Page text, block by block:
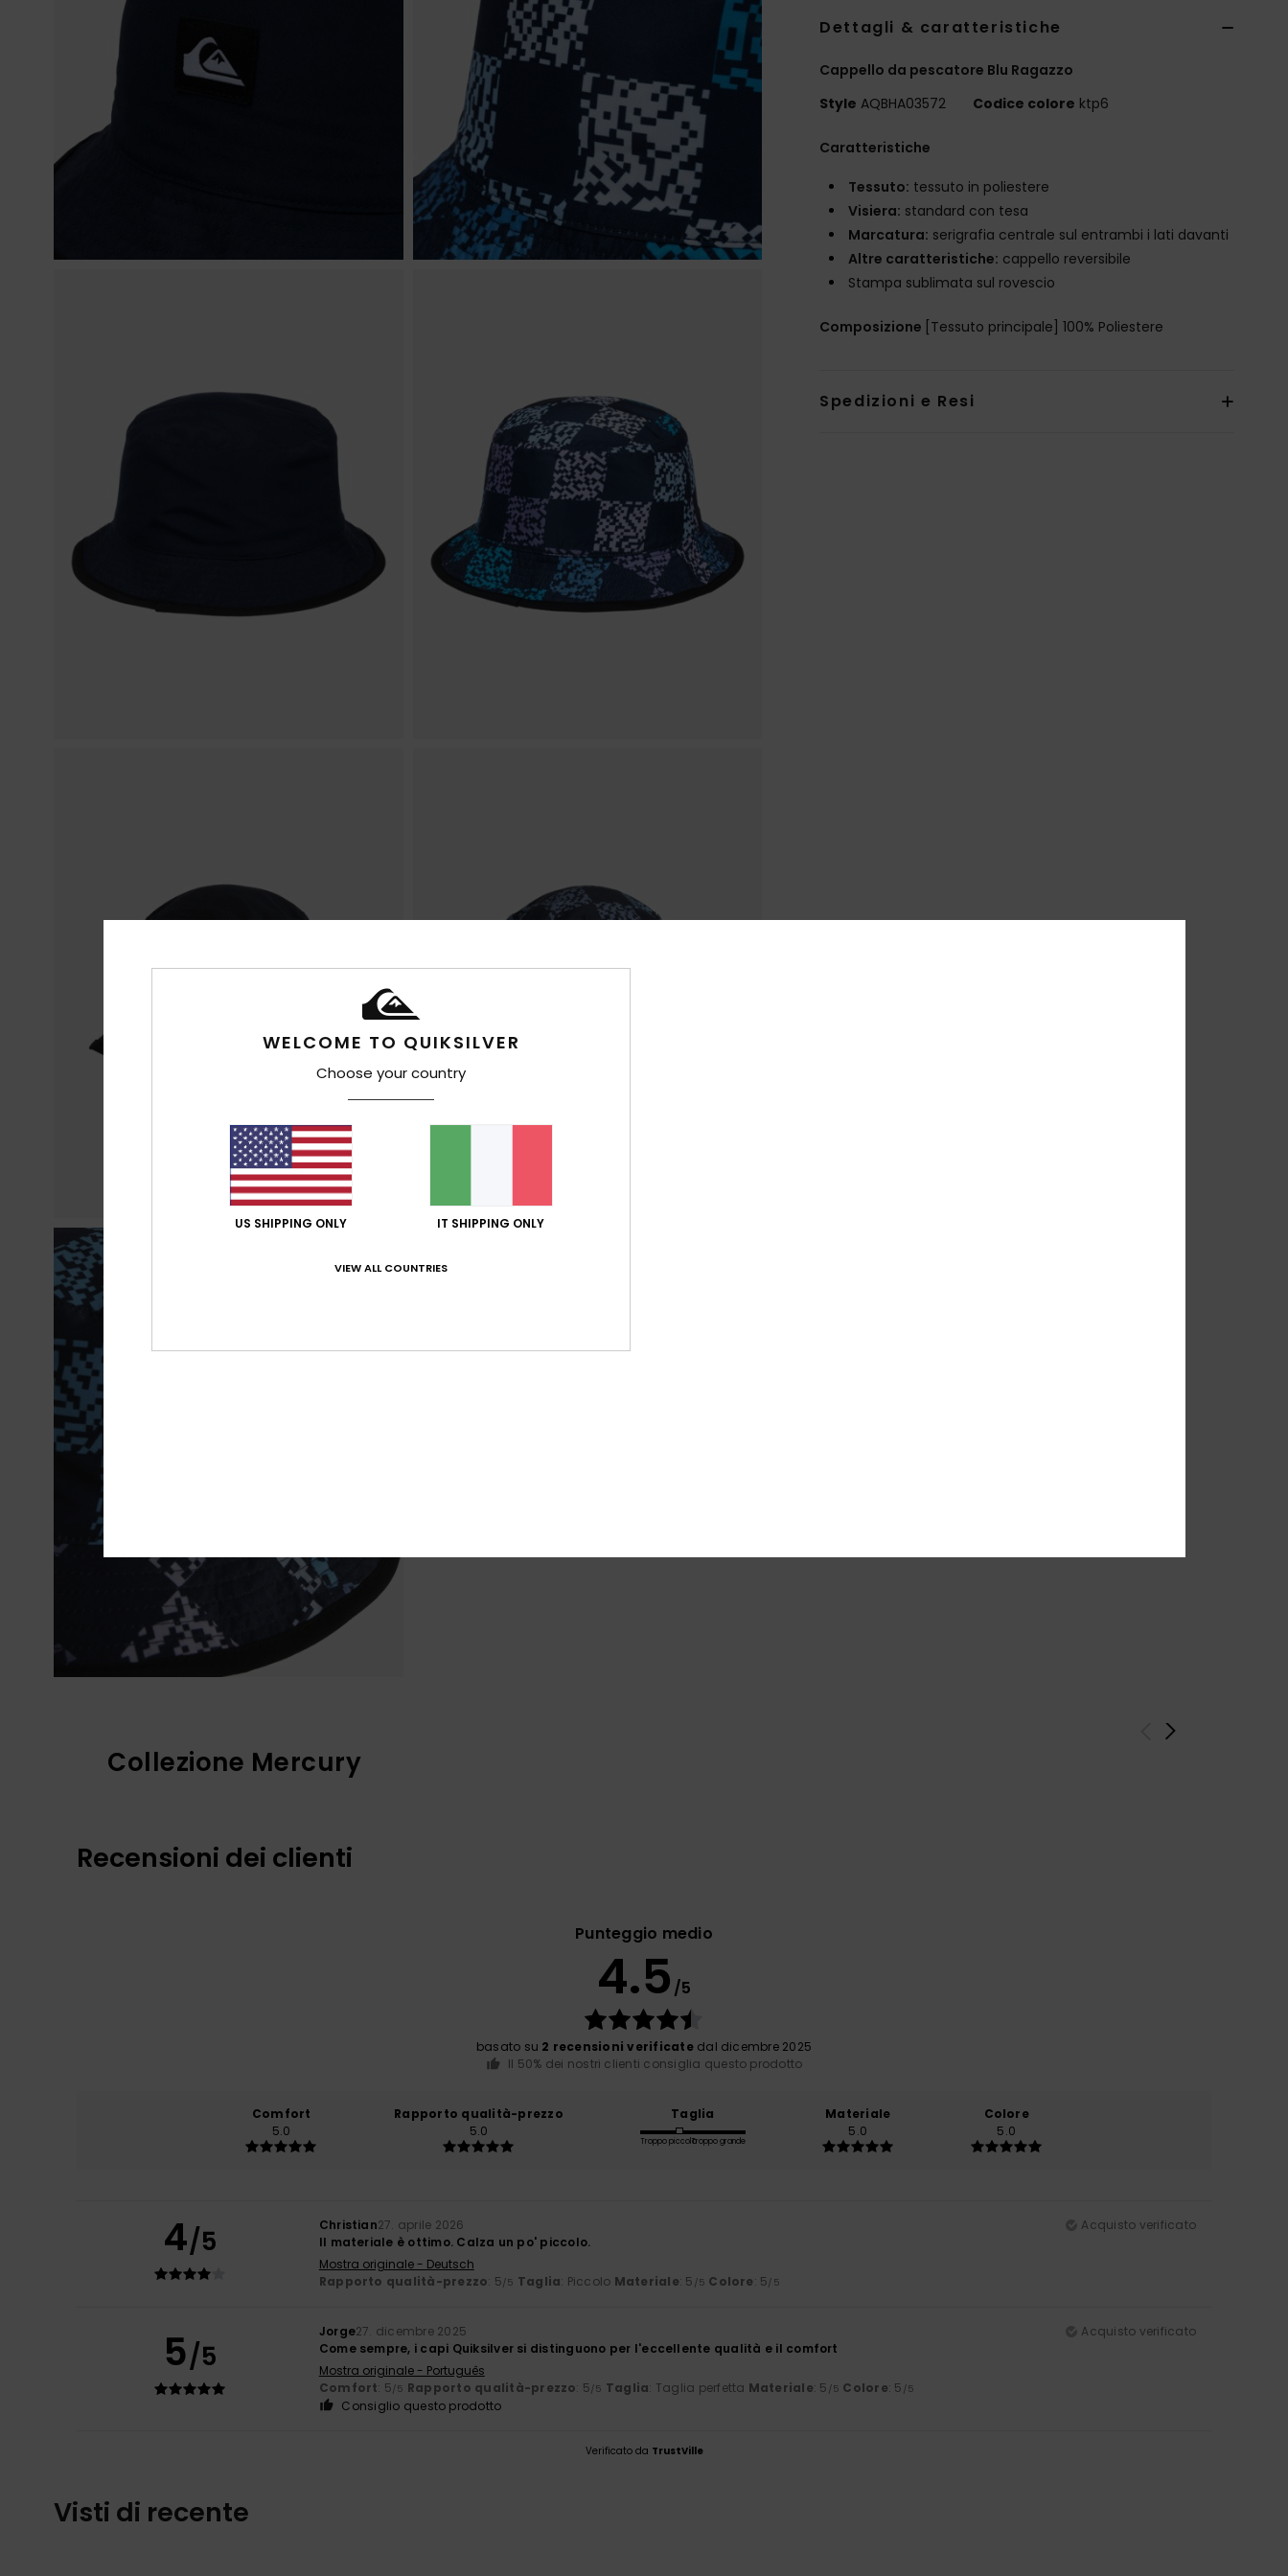
Dettagli & caratteristiche
Cappello da pescatore Blu Ragazzo
Style AQBHA03572 Codice colore ktp6
Caratteristiche
Tessuto: tessuto in poliestere
Visiera: standard con tesa
Marcatura: serigrafia centrale sul entrambi i lati davanti
Altre caratteristiche: cappello reversibile
Stampa sublimata sul rovescio
Composizione [Tessuto principale] 100% Poliestere
Spedizioni e Resi
Collezione Mercury
Recensioni dei clienti
Punteggio medio
4.5 /5
basato su 2 recensioni verificatedal dicembre 2025
Il 50% dei nostri clienti consiglia questo prodotto
Comfort
5.0
Rapporto qualità-prezzo
5.0
Taglia
Troppo piccoloTroppo grande
Materiale
5.0
Colore
5.0
4/5 Christian27. aprile 2026
Acquisto verificato
Il materiale è ottimo. Calza un po' piccolo.
Mostra originale - Deutsch
Rapporto qualità-prezzo: 5 /5 Taglia: Piccolo Materiale: 5 /5 Colore: 5 /5
5/5
Jorge27. dicembre 2025
Acquisto verificato
Come sempre, i capi Quiksilver si distinguono per l'eccellente qualità e il comfort
Mostra originale - Português
Comfort: 5 /5 Rapporto qualità-prezzo: 5 /5 Taglia: Taglia perfetta Materiale: 5 /5 Colore: 5 /5
Consiglio questo prodotto
Verificato da TrustVille
Visti di recente
WELCOME TO QUIKSILVER
Choose your country
US SHIPPING ONLY IT SHIPPING ONLY
VIEW ALL COUNTRIES